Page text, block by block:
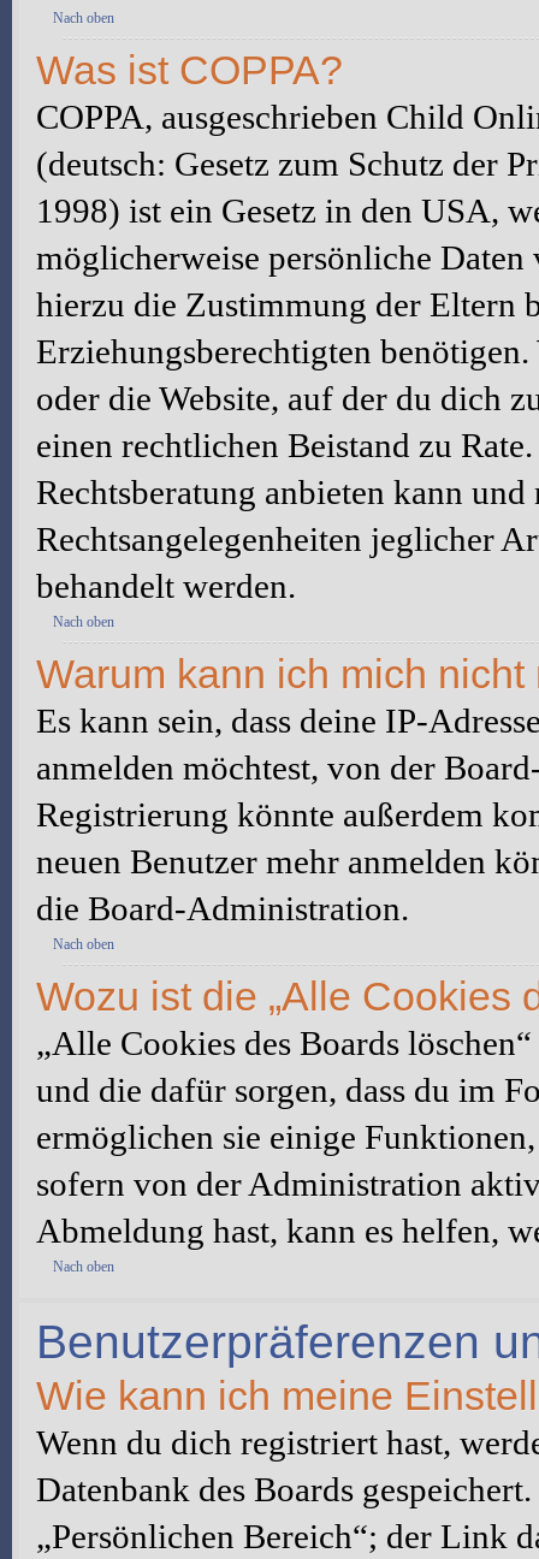
Nach oben
Was ist COPPA?
COPPA, ausgeschrieben Child
(deutsch: Gesetz zum Schutz der
1998) ist ein Gesetz in den USA,
möglicherweise persönliche
hierzu die Zustimmung der Eltern
Erziehungsberechtigten
oder die Website, auf der du dich
einen rechtlichen Beistand zu
Rechtsberatung anbieten kann
Rechtsangelegenheiten jeglicher
behandelt werden.
Nach oben
Warum kann ich mich nicht
Es kann sein, dass deine IP-
anmelden möchtest, von der
Registrierung könnte außerdem
neuen Benutzer mehr anmelden
die Board-Administration.
Nach oben
Wozu ist die „Alle Cookies
„Alle Cookies des Boards
und die dafür sorgen, dass du im
ermöglichen sie einige
sofern von der Administration
Abmeldung hast, kann es helfen,
Nach oben
Benutzerpräferenzen
Wie kann ich meine
Wenn du dich registriert hast,
Datenbank des Boards
„Persönlichen Bereich“; der Link